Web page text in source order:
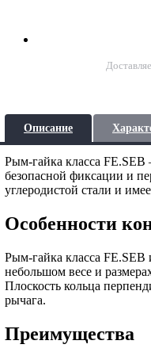
Описание
Рым-гайка класса
безопасной фиксации и
углеродистой стали и
Особенности
Рым-гайка класса FE.SEB
небольшом весе и
Плоскость кольца
рычага.
Преимущества